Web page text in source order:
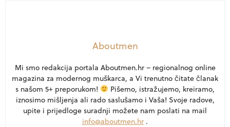
Aboutmen
Mi smo redakcija portala Aboutmen.hr – regionalnog online
magazina za modernog muškarca, a Vi trenutno čitate članak
s našom 5+ preporukom!
Pišemo, istražujemo, kreiramo,
iznosimo mišljenja ali rado saslušamo i Vaša! Svoje radove,
upite i prijedloge suradnji možete nam poslati na mail
info@aboutmen.hr .